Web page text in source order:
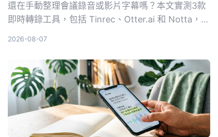
還在手動整理會議錄音或影片字幕嗎？本文實測3款
即時轉錄工具，包括 Tinrec、Otter.ai 和 Notta，從
2026-08-07